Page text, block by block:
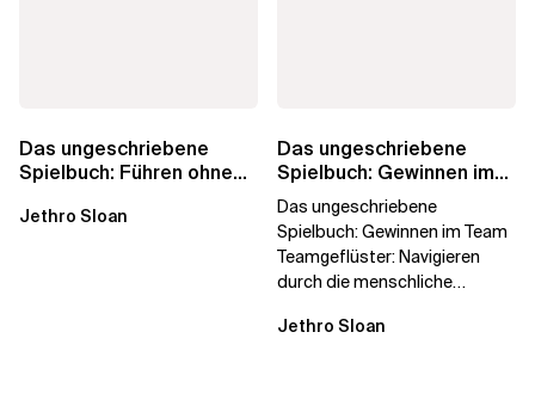
Das ungeschriebene
Spielbuch: Führen ohne
Jethro Sloan
Das ungeschriebene
Spielbuch: Gewinnen im
Team
Das ungeschriebene
Spielbuch: Gewinnen im Team
Teamgeflüster: Navigieren
durch die menschliche
vorbereitet hat „Wir...
Jethro Sloan